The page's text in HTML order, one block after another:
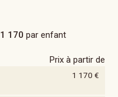
1 170 par enfant
Prix à partir de
1 170 €